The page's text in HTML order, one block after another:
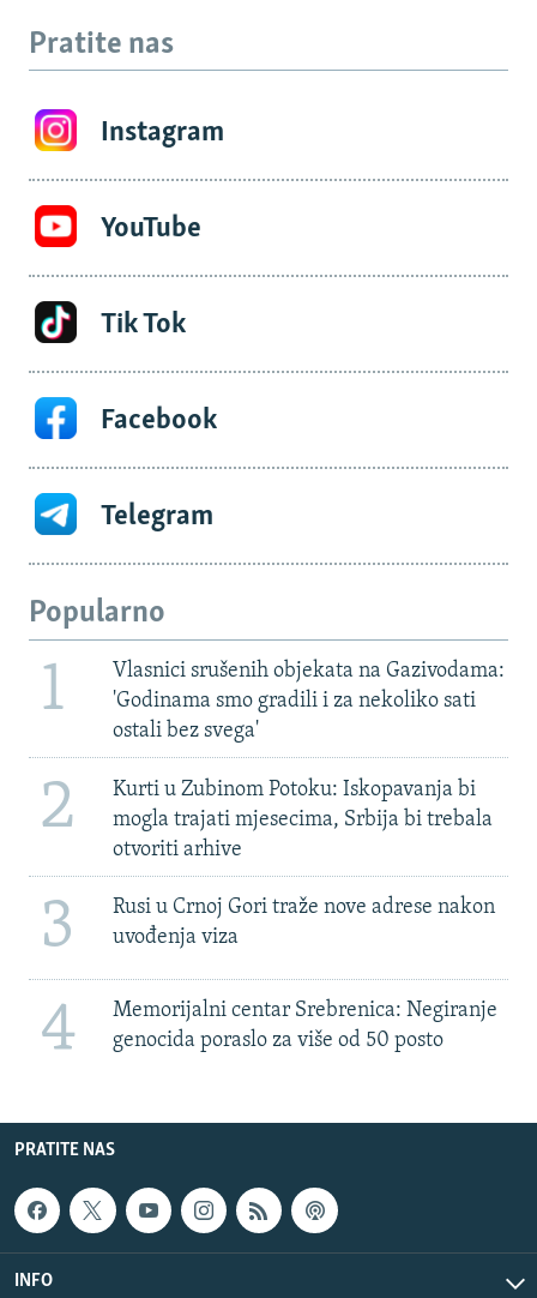
Pratite nas
Instagram
YouTube
Tik Tok
Facebook
Telegram
Popularno
1
Vlasnici srušenih objekata na Gazivodama:
'Godinama smo gradili i za nekoliko sati
ostali bez svega'
2
Kurti u Zubinom Potoku: Iskopavanja bi
mogla trajati mjesecima, Srbija bi trebala
otvoriti arhive
3
Rusi u Crnoj Gori traže nove adrese nakon
uvođenja viza
4
Memorijalni centar Srebrenica: Negiranje
genocida poraslo za više od 50 posto
PRATITE NAS
INFO